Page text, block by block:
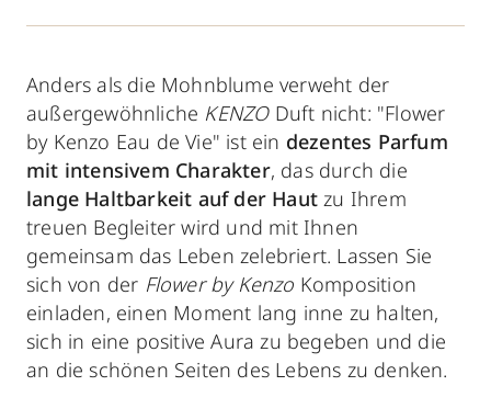
Anders als die Mohnblume verweht der
außergewöhnliche KENZO Duft nicht: "Flower
by Kenzo Eau de Vie" ist ein dezentes Parfum
mit intensivem Charakter, das durch die
lange Haltbarkeit auf der Haut zu Ihrem
treuen Begleiter wird und mit Ihnen
gemeinsam das Leben zelebriert. Lassen Sie
sich von der Flower by Kenzo Komposition
einladen, einen Moment lang inne zu halten,
sich in eine positive Aura zu begeben und die
an die schönen Seiten des Lebens zu denken.